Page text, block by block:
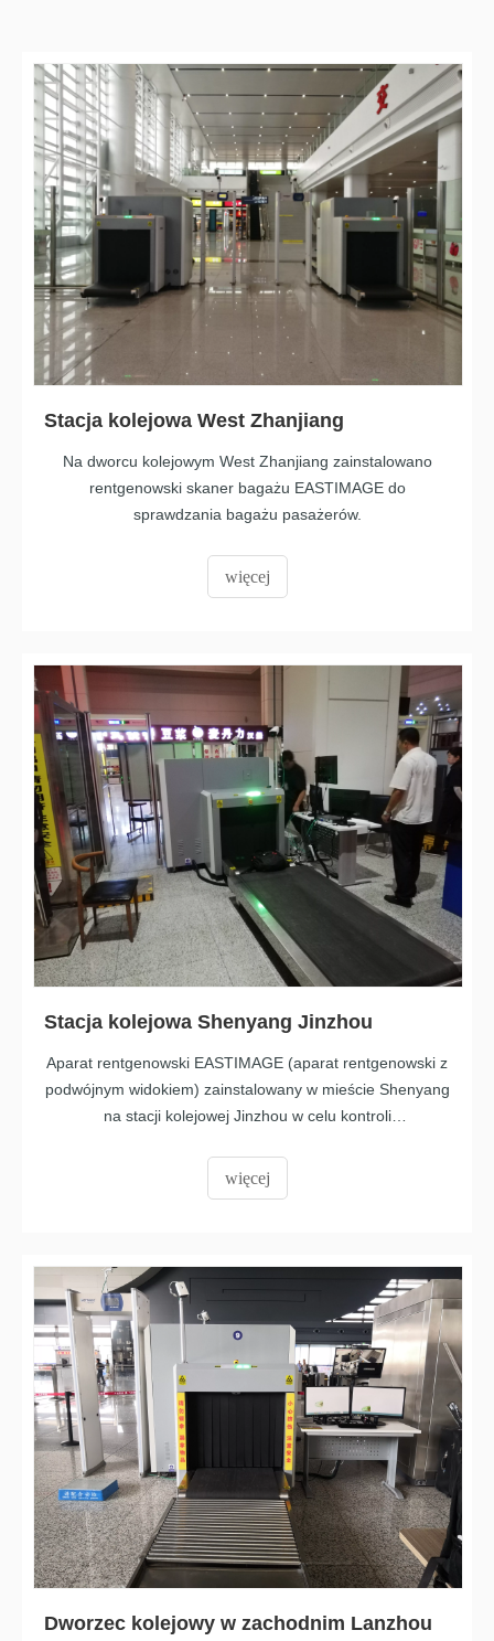
Stacja kolejowa West Zhanjiang
Na dworcu kolejowym West Zhanjiang zainstalowano
rentgenowski skaner bagażu EASTIMAGE do
sprawdzania bagażu pasażerów.
więcej
Stacja kolejowa Shenyang Jinzhou
Aparat rentgenowski EASTIMAGE (aparat rentgenowski z
podwójnym widokiem) zainstalowany w mieście Shenyang
na stacji kolejowej Jinzhou w celu kontroli
więcej
Dworzec kolejowy w zachodnim Lanzhou